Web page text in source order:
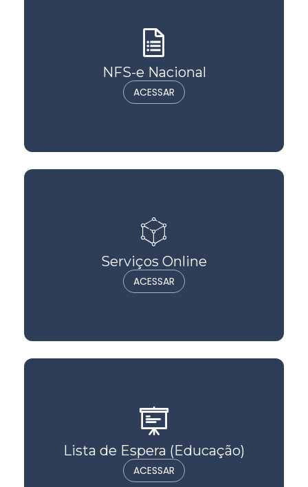
NFS-e Nacional
ACESSAR
Serviços Online
ACESSAR
Lista de Espera (Educação)
ACESSAR